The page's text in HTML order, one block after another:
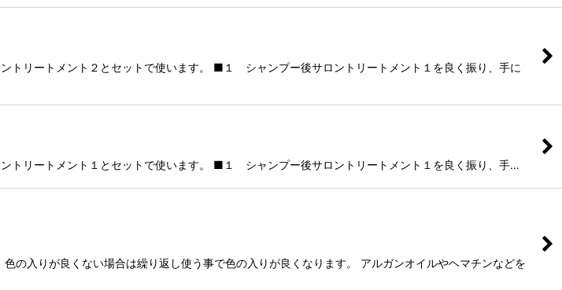
トリートメント２とセットで使います。 ■１ シャンプー後サロントリートメント１を良く振り、手に
トリートメント１とセットで使います。 ■１ シャンプー後サロントリートメント１を良く振り、手…
の入りが良くない場合は繰り返し使う事で色の入りが良くなります。 アルガンオイルやヘマチンなどを